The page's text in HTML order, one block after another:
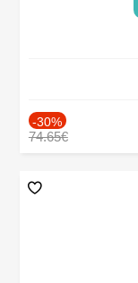
-30%
74.65€